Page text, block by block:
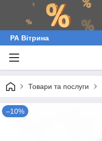
РА Вітрина
Товари та послуги
–10%